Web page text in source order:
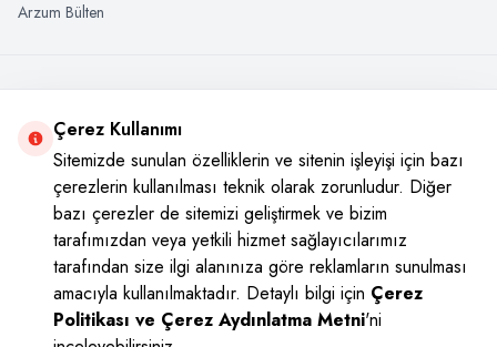
Arzum Bülten
Sosyal Medya
InstagramYoutubeFacebook
Twitter
Çerez Kullanımı
Sitemizde sunulan özelliklerin ve sitenin işleyişi için bazı
çerezlerin kullanılması teknik olarak zorunludur. Diğer
bazı çerezler de sitemizi geliştirmek ve bizim
tarafımızdan veya yetkili hizmet sağlayıcılarımız
tarafından size ilgi alanınıza göre reklamların sunulması
amacıyla kullanılmaktadır. Detaylı bilgi için Çerez
Politikası ve Çerez Aydınlatma Metni'ni